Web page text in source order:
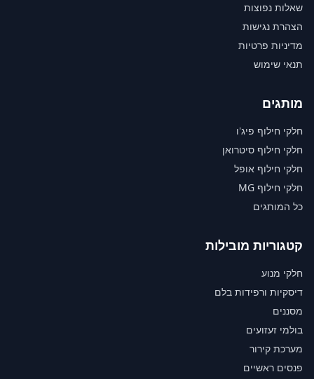
שאלות נפוצות
הצהרת נגישות
מדיניות פרטיות
תנאי שימוש
מותגים
חלקי חילוף פיג'ו
חלקי חילוף סיטרואן
חלקי חילוף אופל
חלקי חילוף MG
כל המותגים
קטגוריות מובילות
חלקי מנוע
דיסקיות ורפידות בלם
מסננים
בולמי זעזועים
מערכת קירור
פנסים ראשיים